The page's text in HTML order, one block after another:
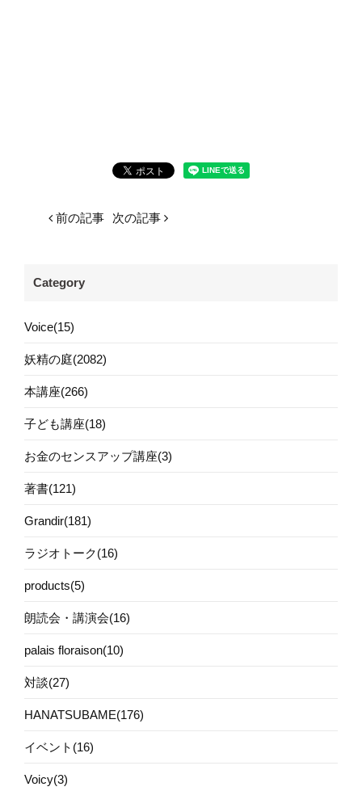
前の記事 次の記事
Category
Voice(15)
妖精の庭(2082)
本講座(266)
子ども講座(18)
お金のセンスアップ講座(3)
著書(121)
Grandir(181)
ラジオトーク(16)
products(5)
朗読会・講演会(16)
palais floraison(10)
対談(27)
HANATSUBAME(176)
イベント(16)
Voicy(3)